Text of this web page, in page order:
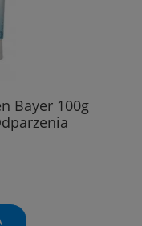
Bayer 100g